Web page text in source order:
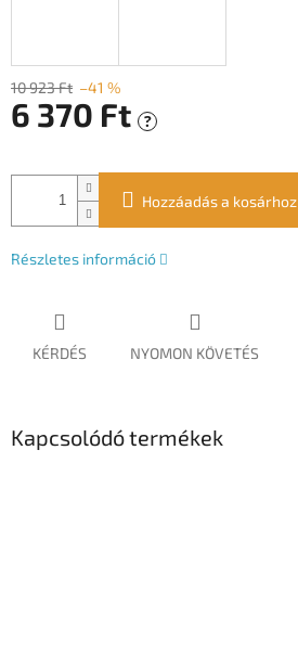
10 923 Ft –41 %
6 370 Ft ?
Hozzáadás a kosárhoz
Részletes információ
KÉRDÉS NYOMON KÖVETÉS
Kapcsolódó termékek